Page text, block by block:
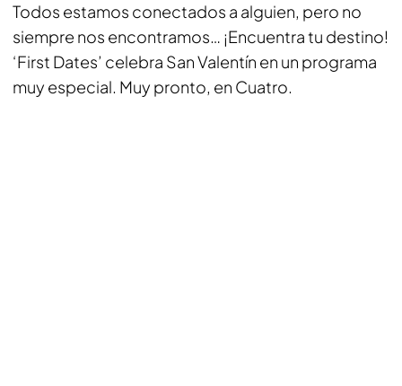
Todos estamos conectados a alguien, pero no
siempre nos encontramos… ¡Encuentra tu destino!
‘First Dates’ celebra San Valentín en un programa
muy especial. Muy pronto, en Cuatro.